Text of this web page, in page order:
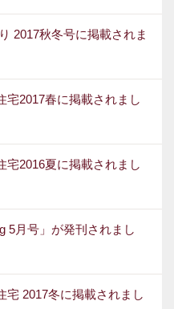
2017秋冬号に掲載されま
宅2017春に掲載されまし
宅2016夏に掲載されまし
5月号」が発刊されまし
宅 2017冬に掲載されまし